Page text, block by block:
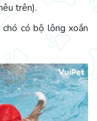
trên).
có bộ lông xoắn